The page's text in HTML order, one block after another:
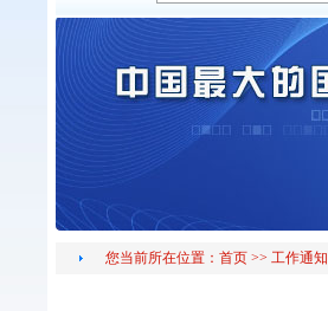
您当前所在位置： 首页 >> 工作通知